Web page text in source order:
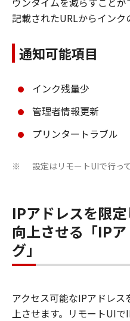
記載されたURLからインク
通知可能項目
インク残量少
管理者情報更新
プリンタートラブル
※ 設定はリモートUIで行っ
IPアドレスを限
向上させる「IP
グ」
アクセス可能なIPアドレ
上させます。リモートUI